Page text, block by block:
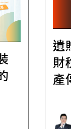
遺
財
產